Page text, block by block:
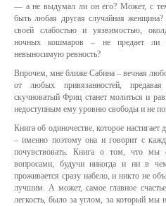
— а не выдумал ли он его? Может, с
быть любая другая случайная
своей слабостью и уязвимостью,
ночных кошмаров – не предает ли
невыносимую ревность?
Впрочем, мне ближе Сабина – вечная
от любых привязанностей,
скучноватый Фриц станет молиться и
недоступным ему уровню свободы и не
Книга об одиночестве, которое
– именно поэтому она и говорит с
почувствовать. Книга о том, что мы
вопросами, будучи никогда и ни в
проживается сразу набело, и никто не
лучшим. А может, самое главное
легкость, было за углом, за который мы